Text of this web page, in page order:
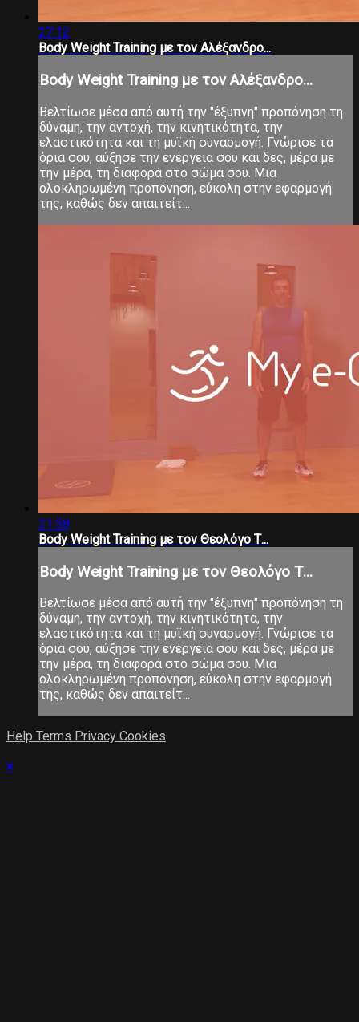
27:12
Body Weight Training με τον Αλέξανδρο...
Body Weight Training με τον Αλέξανδρο...
Βελτίωσε μέσα από αυτή την "έξυπνη" προπόνηση τη
δύναμη, την αντοχή, την κινητικότητα, την
ελαστικότητα και τη μυϊκή συναρμογή. Γνώρισε τα
όρια σου, αύξησε την ενέργεια σου και δες, μέρα με
την μέρα, τη διαφορά στο σώμα σου. Μια
ολοκληρωμένη προπόνηση, εύκολη στην εφαρμογή
της, καθώς δεν απαιτείτ...
31:58
Body Weight Training με τον Θεολόγο Τ...
Body Weight Training με τον Θεολόγο Τ...
Βελτίωσε μέσα από αυτή την "έξυπνη" προπόνηση τη
δύναμη, την αντοχή, την κινητικότητα, την
ελαστικότητα και τη μυϊκή συναρμογή. Γνώρισε τα
όρια σου, αύξησε την ενέργεια σου και δες, μέρα με
την μέρα, τη διαφορά στο σώμα σου. Μια
ολοκληρωμένη προπόνηση, εύκολη στην εφαρμογή
της, καθώς δεν απαιτείτ...
Help Terms Privacy Cookies
×